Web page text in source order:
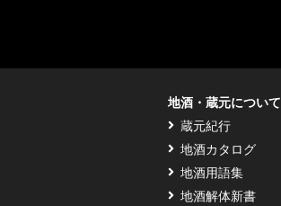
地酒・蔵元について
蔵元紀行
地酒カタログ
地酒用語集
地酒解体新書